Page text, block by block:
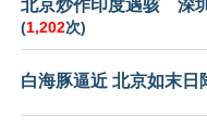
北京炒作印度遇骇 深
(1,202次)
白海豚逼近 北京如末日